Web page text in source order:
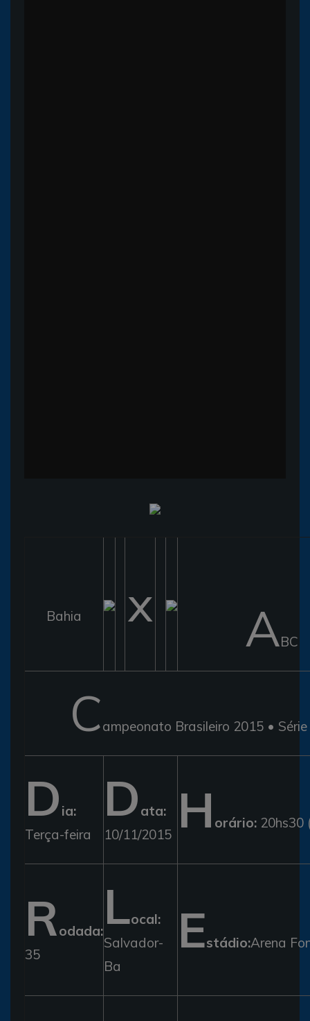
Bahia x ABC
Campeonato Brasileiro 2015 •
D ia:
Terça-feira
D ata:
10/11/2015 H orário: 20hs30
Rodada:
35
Local:
Salvador-
Ba
Estádio:Arena